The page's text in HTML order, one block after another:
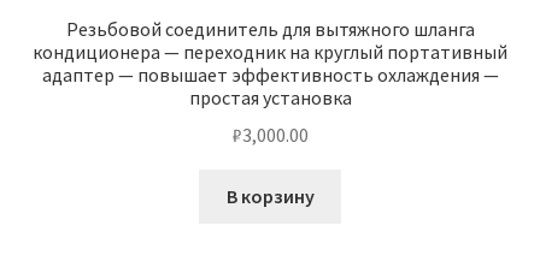
Резьбовой соединитель для вытяжного шланга
кондиционера — переходник на круглый портативный
адаптер — повышает эффективность охлаждения —
простая установка
₽3,000.00
В корзину